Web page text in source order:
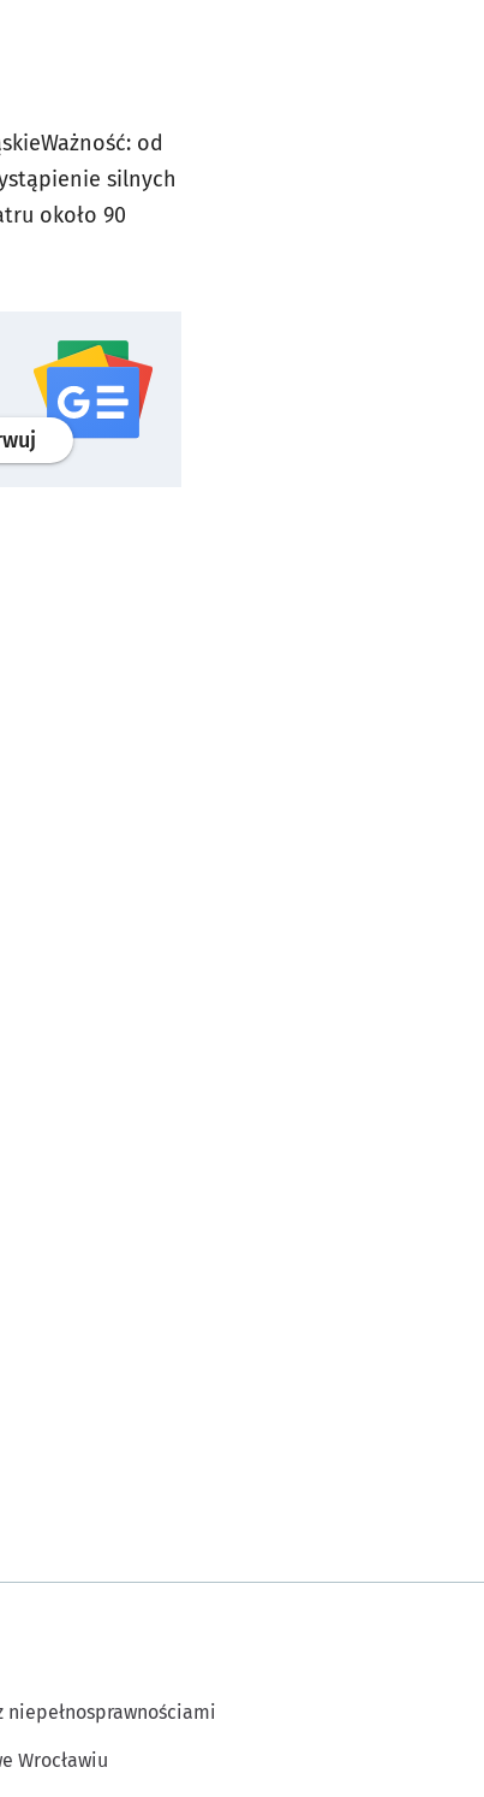
Ważność: od
silnych
około 90
profilgoogle news
niepełnosprawnościami
Wrocławiu